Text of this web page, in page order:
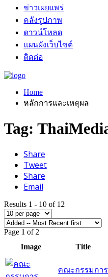
ข่าวเผยแพร่
คลังรูปภาพ
ดาวน์โหลด
แผนผังเว็บไซต์
ติดต่อ
Home
หลักการและเหตุผล
Tag:
Share
Tweet
Share
Email
Results 1 - 10 of 12
Page 1 of 2
Image
Title
คณะกรรมการ